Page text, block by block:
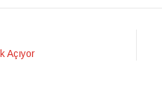
Açıyor